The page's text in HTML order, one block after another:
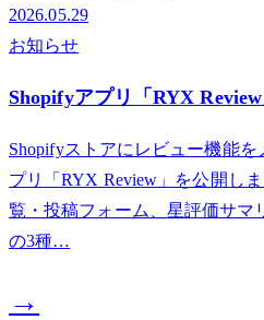
2026.05.29
お知らせ
Shopifyアプリ「RYX
Shopifyストアにレビュー機能
プリ「RYX Review」を公開し
覧・投稿フォーム、星評価サマ
の3種…
→